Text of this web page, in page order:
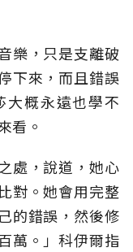
樂，只是支離破
下來，而且錯誤
大概永遠也學不
看。
處，說道，她心
對。她會用完整
的錯誤，然後修
萬。」科伊爾指